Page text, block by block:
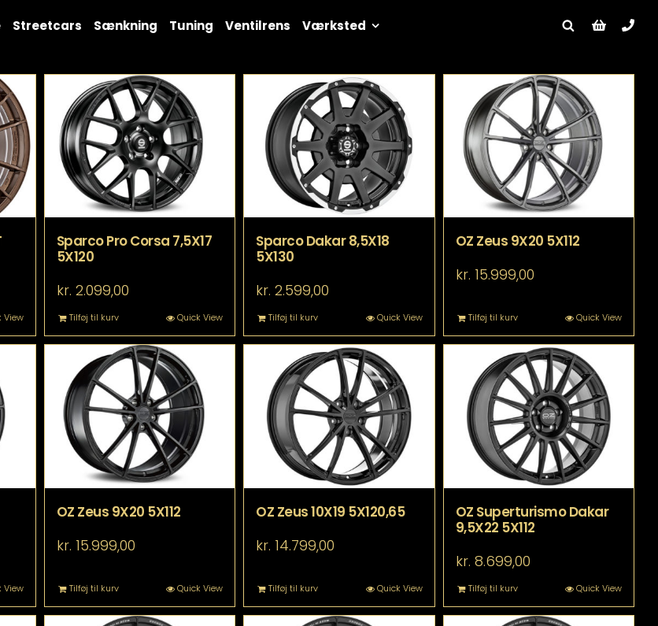
Streetcars Sænkning Tuning Ventilrens Værksted
View
Sparco Pro Corsa 7,5X17
5X120
kr. 2.099,00
Tilføj til kurv Quick View
Sparco Dakar 8,5X18
5X130
kr. 2.599,00
Tilføj til kurv Quick View
OZ Zeus 9X20 5X112
kr. 15.999,00
Tilføj til kurv Quick View
View
OZ Zeus 9X20 5X112
kr. 15.999,00
Tilføj til kurv Quick View
OZ Zeus 10X19 5X120,65
kr. 14.799,00
Tilføj til kurv Quick View
OZ Superturismo Dakar
9,5X22 5X112
kr. 8.699,00
Tilføj til kurv Quick View